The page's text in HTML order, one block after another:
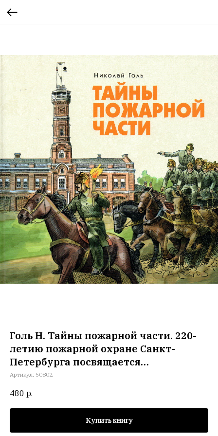
Голь Н. Тайны пожарной части. 220-
летию пожарной охране Санкт-
Петербурга посвящается…
Артикул: 50802
480 р.
Купить книгу